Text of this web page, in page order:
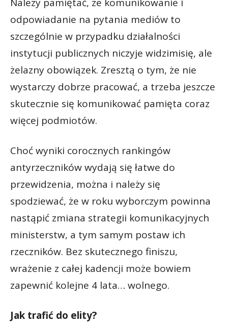
odpowiadanie na pytania mediów to
szczególnie w przypadku działalności
instytucji publicznych niczyje widzimisię, ale
żelazny obowiązek. Zresztą o tym, że nie
wystarczy dobrze pracować, a trzeba jeszcze
skutecznie się komunikować pamięta coraz
więcej podmiotów.
Choć wyniki corocznych rankingów
antyrzeczników wydają się łatwe do
przewidzenia, można i należy się
spodziewać, że w roku wyborczym powinna
nastąpić zmiana strategii komunikacyjnych
ministerstw, a tym samym postaw ich
rzeczników. Bez skutecznego finiszu,
wrażenie z całej kadencji może bowiem
zapewnić kolejne 4 lata… wolnego.
Jak trafić do elity?